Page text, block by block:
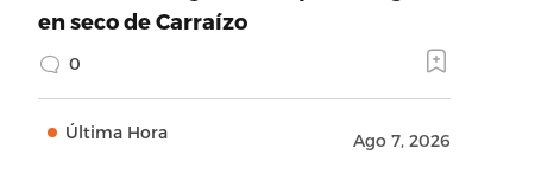
en seco de Carraízo
0
Última Hora Ago 7, 2026